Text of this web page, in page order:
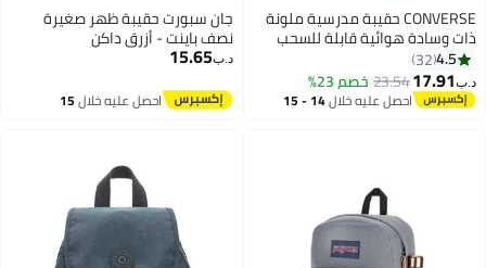
11
CONVERSE حقيبة مدرسية ملونة
ذات وسادة هوائية قابلة للسحب
2
4.5
32
د.ب‏17.91
23.54خصم 23%
احصل عليه خلال 14 - 15
جان سبورت حقيبة ظهر صغيرة
نصف باينت - أزرق داكن
د.ب‏15.65
احصل عليه خلال15